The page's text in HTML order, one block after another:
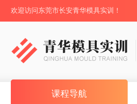
欢迎访问东莞市长安青华模具实训！
课程导航